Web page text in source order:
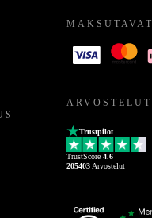
MAKSUTAVAT
ARVOSTELUT
Trustpilot
TrustScore 4.6
205403 Arvostelut